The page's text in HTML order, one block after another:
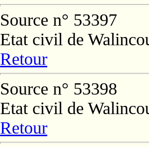
Source n° 53397
Etat civil de
Retour
Source n° 53398
Etat civil de
Retour